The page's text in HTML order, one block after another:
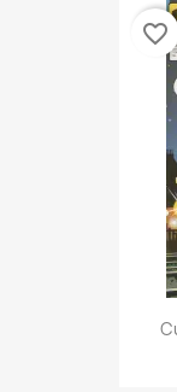
favorite_border